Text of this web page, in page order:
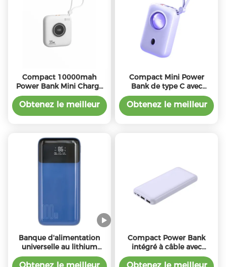
Compact 10000mah
Power Bank Mini Charge
rapide avec une sortie
ABS PC de 22,5W
Obtenez le meilleur
Compact Mini Power
Bank de type C avec
5V/2.4A entrée/sortie et
sans fil 5W/7.5W sortie
Obtenez le meilleur
Banque d'alimentation
universelle au lithium
polymère ultracompacte
de 100 W
Compact Power Bank
intégré à câble avec
indicateur LED 10000mAh
Haute capacité